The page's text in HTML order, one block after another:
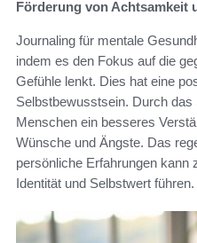
Förderung von Achtsamkeit
Journaling für mentale
indem es den Fokus auf die
Gefühle lenkt. Dies hat eine
Selbstbewusstsein. Durch
Menschen ein besseres
Wünsche und Ängste. Das
persönliche Erfahrungen kann
Identität und Selbstwert führen.